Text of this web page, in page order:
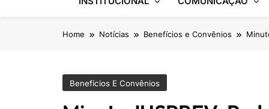
Home Notícias Benefícios e Convênios
Benefícios E Convênios